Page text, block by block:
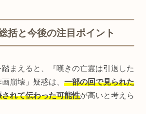
括と今後の注目ポイント
まえると、『嘆きの亡霊は引退した
崩壊」疑惑は、 一部の回で見られた
れて伝わった可能性が高いと考えら